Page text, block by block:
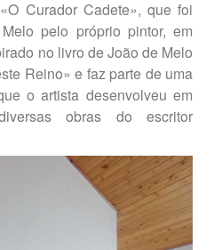
Curador Cadete», que foi
pelo próprio pintor, em
no livro de João de Melo
Reino» e faz parte de uma
o artista desenvolveu em
obras do escritor